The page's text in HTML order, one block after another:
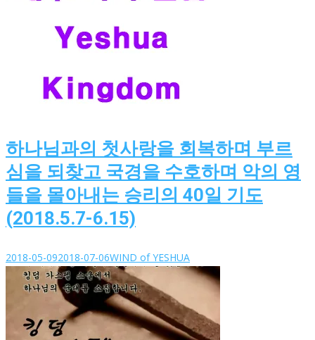
하나님과의 첫사랑을 회복하며 부르
심을 되찾고 국경을 수호하며 악의 영
들을 몰아내는 승리의 40일 기도
(2018.5.7-6.15)
2018-05-092018-07-06WIND of YESHUA